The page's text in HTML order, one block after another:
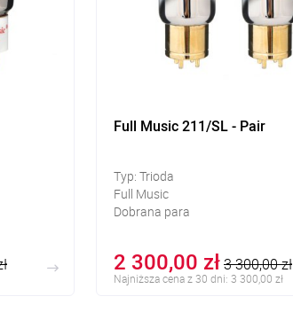
Full Music 211/SL - Pair
Typ: Trioda
Full Music
Dobrana para
2 300,00 zł3 300,00 zł
Najniższa cena z 30 dni: 3 300,00 zł